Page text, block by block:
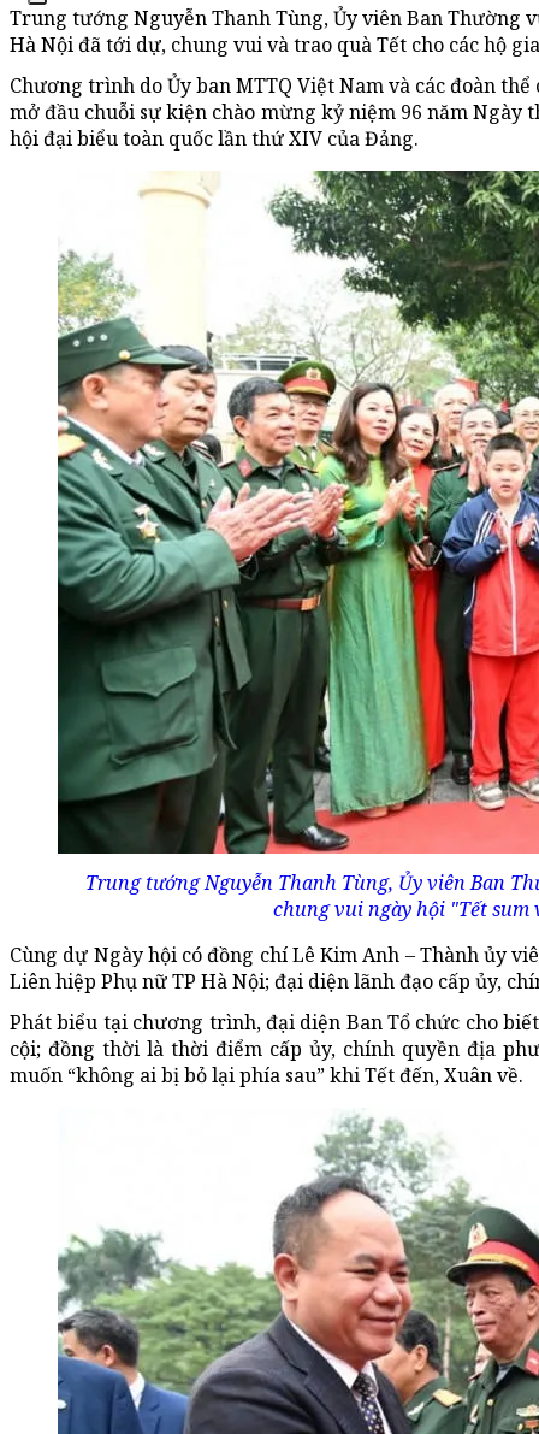
Trung tướng Nguyễn Thanh Tùng, Ủy viên Ban Thường
Hà Nội đã tới dự, chung vui và trao quà Tết cho các hộ
Chương trình do Ủy ban MTTQ Việt Nam và các đoàn
mở đầu chuỗi sự kiện chào mừng kỷ niệm 96 năm Ngày
hội đại biểu toàn quốc lần thứ XIV của Đảng.
Trung tướng Nguyễn Thanh Tùng, Ủy viên Ban
chung vui ngày hội "Tết
Cùng dự Ngày hội có đồng chí Lê Kim Anh – Thành ủy
Liên hiệp Phụ nữ TP Hà Nội; đại diện lãnh đạo cấp ủy,
Phát biểu tại chương trình, đại diện Ban Tổ chức cho
cội; đồng thời là thời điểm cấp ủy, chính quyền địa
muốn “không ai bị bỏ lại phía sau” khi Tết đến, Xuân về.